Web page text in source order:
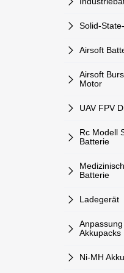
Solid-
Airsoft
Airsoft
Motor
UAV FPV
Rc Modell
Batterie
Batterie
Ladegerät
Akkupacks
Ni-MH Akku